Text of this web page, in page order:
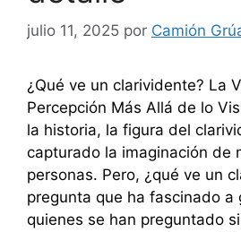
julio 11, 2025 por Camión
¿Qué ve un clarividente? La
Percepción Más Allá de lo
la historia, la figura del
capturado la imaginación de
personas. Pero, ¿qué ve un
pregunta que ha fascinado a
quienes se han preguntado